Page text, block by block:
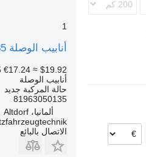
1
أنابيب الوصلة Kühlerschlauch Formschlauch passend 81963050135 لـ الشاحنات MAN TGA
€17.24 ≈ $19.92
أنابيب الوصلة
حالة المركبة جديد
81963050135
ألمانيا، Altdorf
الاتصال بالبائع